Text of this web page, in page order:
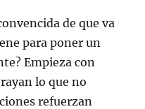
de que va
para poner un
Empieza con
lo que no
refuerzan